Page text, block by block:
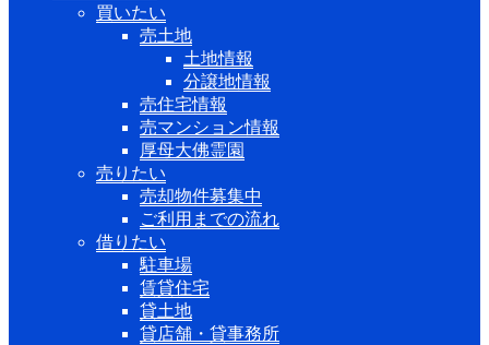
買いたい
売土地
土地情報
分譲地情報
売住宅情報
売マンション情報
厚母大佛霊園
売りたい
売却物件募集中
ご利用までの流れ
借りたい
駐車場
賃貸住宅
貸土地
貸店舗・貸事務所